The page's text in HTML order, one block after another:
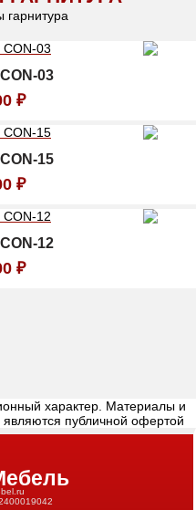
03
₽
15
₽
12
₽
характер. Материалы и
публичной офертой